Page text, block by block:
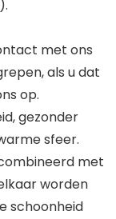
met ons
als u dat
op.
gezonder
sfeer.
met
worden
schoonheid